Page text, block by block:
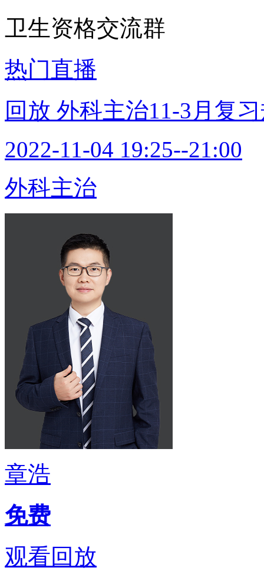
卫生资格交流群
热门直播
回放 外科主治11-3月复
2022-11-04 19:25--21:00
外科主治
章浩
免费
观看回放